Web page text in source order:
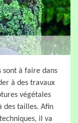
sont à faire dans
à des travaux
végétales
des tailles. Afin
il va